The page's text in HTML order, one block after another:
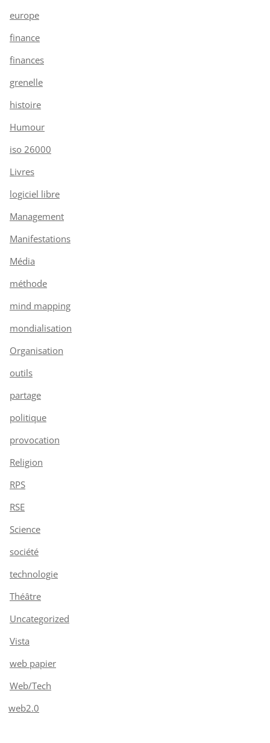
europe
finance
finances
grenelle
histoire
Humour
iso 26000
Livres
logiciel libre
Management
Manifestations
Média
méthode
mind mapping
mondialisation
Organisation
outils
partage
politique
provocation
Religion
RPS
RSE
Science
société
technologie
Théâtre
Uncategorized
Vista
web papier
Web/Tech
web2.0